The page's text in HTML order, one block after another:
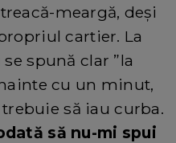
meargă, deși
cartier. La
spună clar ”la
cu un minut,
să iau curba.
să nu-mi spui